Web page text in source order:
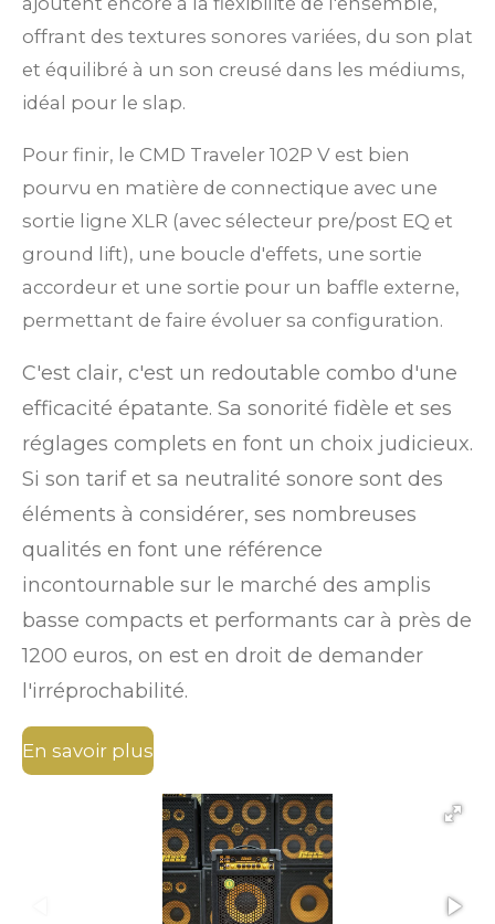
offrant des textures sonores variées, du son plat
et équilibré à un son creusé dans les médiums,
idéal pour le slap.
Pour finir, le CMD Traveler 102P V est bien
pourvu en matière de connectique avec une
sortie ligne XLR (avec sélecteur pre/post EQ et
ground lift), une boucle d'effets, une sortie
accordeur et une sortie pour un baffle externe,
permettant de faire évoluer sa configuration.
C'est clair, c'est un redoutable combo d'une
efficacité épatante. Sa sonorité fidèle et ses
réglages complets en font un choix judicieux.
Si son tarif et sa neutralité sonore sont des
éléments à considérer, ses nombreuses
qualités en font une référence
incontournable sur le marché des amplis
basse compacts et performants car à près de
1200 euros, on est en droit de demander
l'irréprochabilité.
En savoir plus